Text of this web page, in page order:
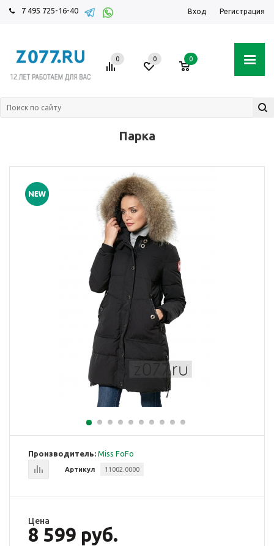
7 495 725-16-40 Вход Регистрация
0 0 0
Парка
Производитель: Miss FoFo
Артикул 11002.0000
Цена
8 599 руб.